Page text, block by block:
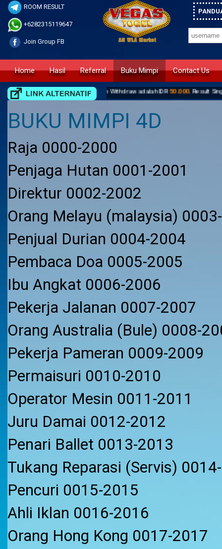
ROOM RESULT
+6282315119647
Join Group FB
Home Hasil Referral Buku Mimpi Contact Us
IDR25.000. Minimum Withdraw adalah IDR50.000. Result Singapore Toto
BUKU MIMPI 4D
Raja 0000-2000
Penjaga Hutan 0001-2001
Direktur 0002-2002
Orang Melayu (malaysia)
Penjual Durian 0004-2004
Pembaca Doa 0005-2005
Ibu Angkat 0006-2006
Pekerja Jalanan 0007-2007
Orang Australia (Bule) 0008-
Pekerja Pameran 0009-2009
Permaisuri 0010-2010
Operator Mesin 0011-2011
Juru Damai 0012-2012
Penari Ballet 0013-2013
Tukang Reparasi (Servis)
Pencuri 0015-2015
Ahli Iklan 0016-2016
Orang Hong Kong 0017-2017